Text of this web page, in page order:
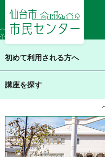
仙台市 市民センタ
ー
初めて利用される方へ
講座を探す